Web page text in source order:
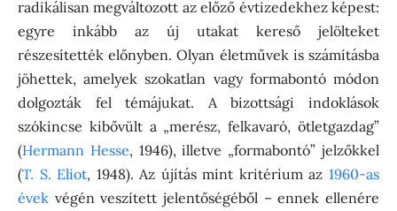
radikálisan megváltozott az előző évtizedekhez képest:
egyre inkább az új utakat kereső jelölteket
részesítették előnyben. Olyan életművek is számításba
jöhettek, amelyek szokatlan vagy formabontó módon
dolgozták fel témájukat. A bizottsági indoklások
szókincse kibővült a „merész, felkavaró, ötletgazdag”
(Hermann Hesse, 1946), illetve „formabontó” jelzőkkel
(T. S. Eliot, 1948). Az újítás mint kritérium az1960-as
évek végén veszített jelentőségéből – ennek ellenére